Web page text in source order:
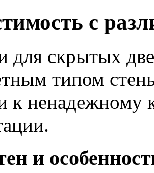
с
для скрытых
типом
к ненадежному
и